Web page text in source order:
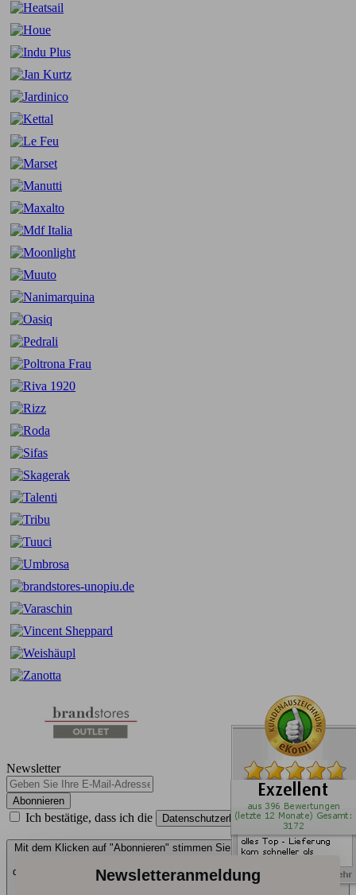
Newsletter
Abonnieren
Ich bestätige, dass ich die Datenschutzerklärung gelesen habe.
Mit dem Klicken auf "Abonnieren" stimmen Sie zu, dass wir Ihre Email-
dürfen. Ihre angegebene Email-Adresse wird nur für unseren Newsletter-
Versand verwendet. In unseren Newslettern informieren wir Sie
Newsletteranmeldung